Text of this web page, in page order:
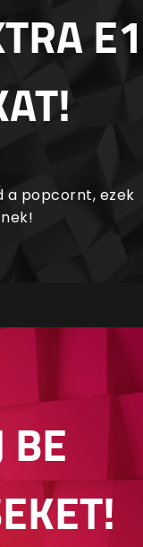
E1
a popcornt, ezek
BE